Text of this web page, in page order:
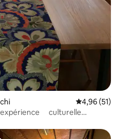
Note
4,96 (51)
culturelle